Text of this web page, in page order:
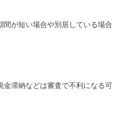
間が短い場合や別居している場合
金滞納などは審査で不利になる可